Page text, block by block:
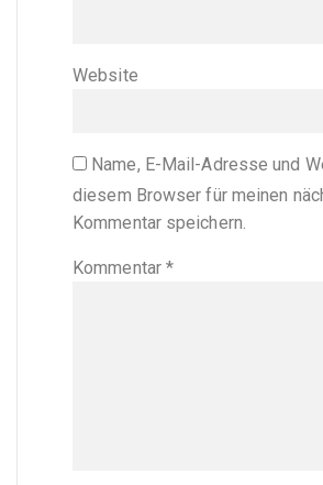
Website
Name, E-Mail-Adresse und
diesem Browser für meinen
Kommentar speichern.
Kommentar *